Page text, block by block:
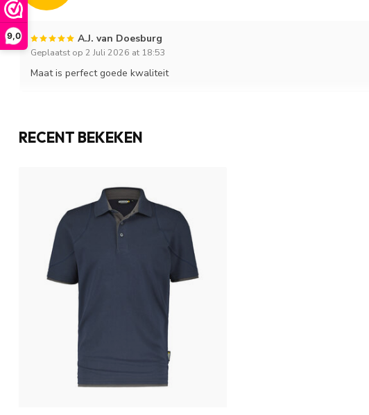
9,0 A.J. van Doesburg
Geplaatst op 2 Juli 2026 at 18:53
Maat is perfect goede kwaliteit
RECENT BEKEKEN